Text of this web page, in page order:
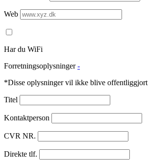
Web
Har du WiFi
Forretningsoplysninger -
*Disse oplysninger vil ikke blive offentliggjort
Titel
Kontaktperson
CVR NR.
Direkte tlf.